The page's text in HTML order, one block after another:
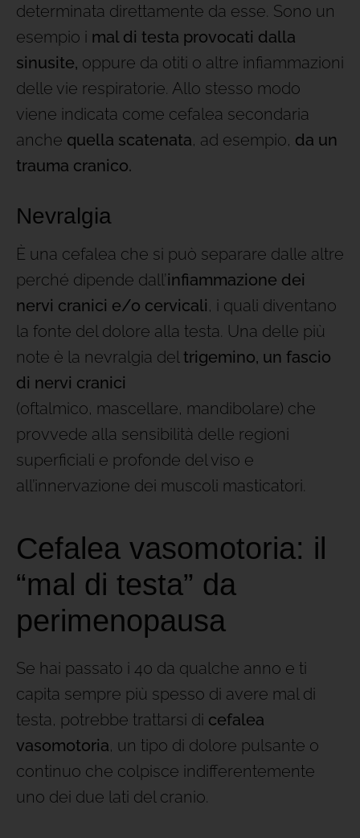
determinata direttamente da esse. Sono un
esempio i mal di testa provocati dalla
sinusite, oppure da otiti o altre infiammazioni
delle vie respiratorie. Allo stesso modo
viene indicata come cefalea secondaria
anche quella scatenata, ad esempio, da un
trauma cranico.
Nevralgia
È una cefalea che si può separare dalle altre
perché dipende dall’infiammazione dei
nervi cranici e/o cervicali, i quali diventano
la fonte del dolore alla testa. Una delle più
note è la nevralgia del trigemino, un fascio
di nervi cranici
(oftalmico, mascellare, mandibolare) che
provvede alla sensibilità delle regioni
superficiali e profonde del viso e
all’innervazione dei muscoli masticatori.
Cefalea vasomotoria: il
“mal di testa” da
perimenopausa
Se hai passato i 40 da qualche anno e ti
capita sempre più spesso di avere mal di
testa, potrebbe trattarsi di cefalea
vasomotoria, un tipo di dolore pulsante o
continuo che colpisce indifferentemente
uno dei due lati del cranio.